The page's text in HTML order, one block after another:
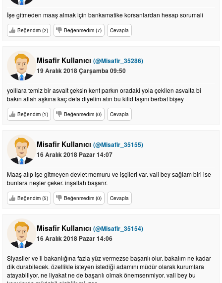
İşe gitmeden maaş almak için bankamatike korsanlardan hesap sorumali
Beğendim (2) Beğenmedim (7) Cevapla
Misafir Kullanıcı (@Misafir_35286)
19 Aralık 2018 Çarşamba 09:50
yolllara temiz bir asvalt çeksin kent parkın oradaki yola çekilen asvalta bi
bakın allah aşkına kaç defa diyelim atın bu kilid taşını berbat bişey
Beğendim (1) Beğenmedim (0) Cevapla
Misafir Kullanıcı (@Misafir_35155)
16 Aralık 2018 Pazar 14:07
Maaş alıp işe gitmeyen devlet memuru ve işçileri var. vali bey sağlam biri ise
bunlara neşter çeker. inşallah başarır.
Beğendim (5) Beğenmedim (0) Cevapla
Misafir Kullanıcı (@Misafir_35154)
16 Aralık 2018 Pazar 14:06
Siyasiler ve il bakanlığına fazla yüz vermezse başarılı olur. bakalım ne kadar
dik durabilecek. özellikle isteyen istediği adamını müdür olarak kurumlara
atayabiliyor. ne liyakat ne de başarılı olmak önemsenmiyor. vali bey bu